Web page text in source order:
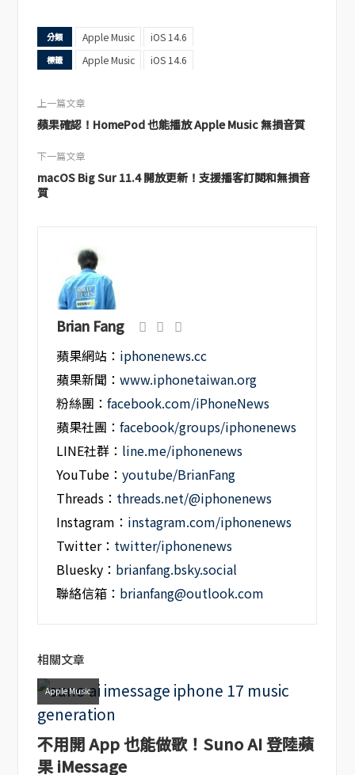
分類 Apple Music iOS 14.6
標籤 Apple Music iOS 14.6
上一篇文章
蘋果確認！HomePod 也能播放 Apple Music 無損音質
下一篇文章
macOS Big Sur 11.4 開放更新！支援播客訂閱和無損音
質
Brian Fang
蘋果網站： iphonenews.cc
蘋果新聞：www.iphonetaiwan.org
粉絲團：facebook.com/iPhoneNews
蘋果社團：facebook/groups/iphonenews
LINE社群： line.me/iphonenews
YouTube：youtube/BrianFang
Threads： threads.net/@iphonenews
Instagram： instagram.com/iphonenews
Twitter： twitter/iphonenews
Bluesky： brianfang.bsky.social
聯絡信箱： brianfang@outlook.com
相關文章
Apple Music
不用開 App 也能做歌！Suno AI 登陸蘋
果 iMessage